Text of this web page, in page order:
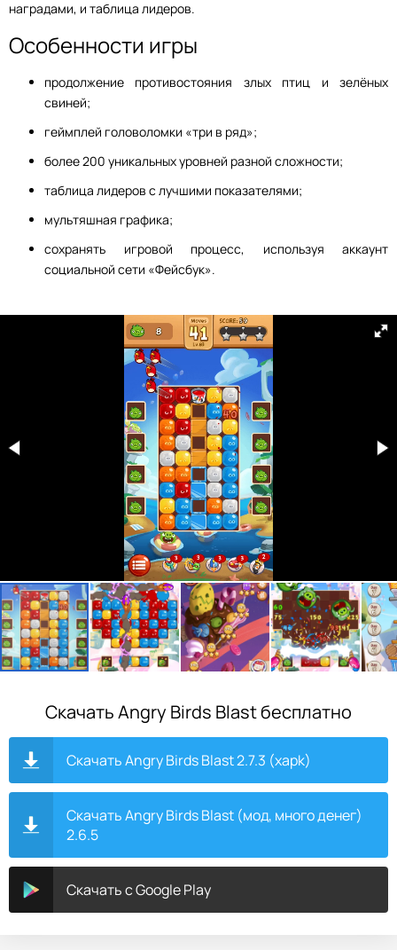
наградами, и таблица лидеров.
Особенности игры
продолжение противостояния злых птиц и зелёных
свиней;
геймплей головоломки «три в ряд»;
более 200 уникальных уровней разной сложности;
таблица лидеров с лучшими показателями;
мультяшная графика;
сохранять игровой процесс, используя аккаунт
социальной сети «Фейсбук».
Скачать Angry Birds Blast бесплатно
Скачать Angry Birds Blast 2.7.3 (xapk)
Скачать Angry Birds Blast (мод, много денег)
2.6.5
Скачать с Google Play